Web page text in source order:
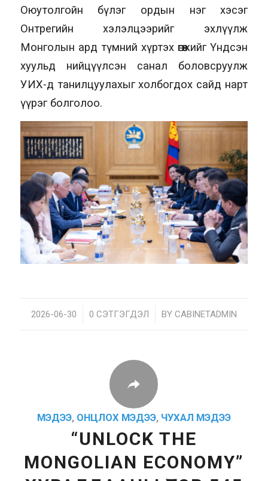
Оюутолгойн бүлэг ордын нэг хэсэг
Онтрегийн хэлэлцээрийг эхлүүлж
Монголын ард түмний хүртэх өгөөжийг Үндсэн
хуульд нийцүүлсэн санал боловсруулж
УИХ-д танилцуулахыг холбогдох сайд нарт
үүрэг болголоо.
2026-06-30
/ 0 СЭТГЭГДЭЛ
/ BY CABINETADMIN
МЭДЭЭ, ОНЦЛОХ МЭДЭЭ, ЧУХАЛ МЭДЭЭ
“UNLOCK THE
MONGOLIAN ECONOMY”